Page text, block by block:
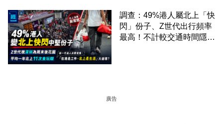
調查：49%港人屬北上「快
閃」份子、Z世代出行頻率
最高！不計較交通時間隱形
廣告